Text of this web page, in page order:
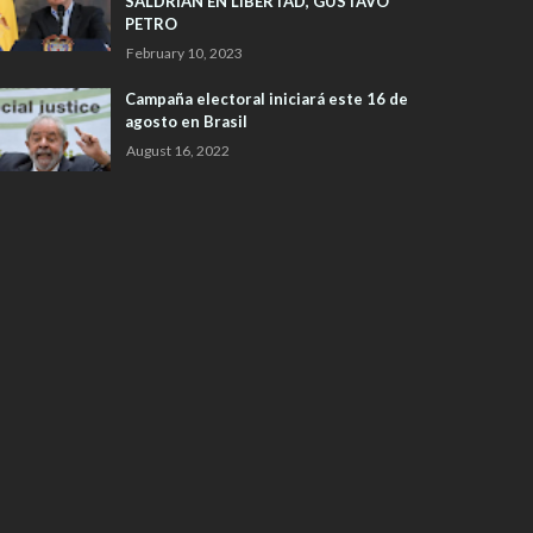
PETRO
February 10, 2023
Campaña electoral iniciará este 16 de
agosto en Brasil
August 16, 2022